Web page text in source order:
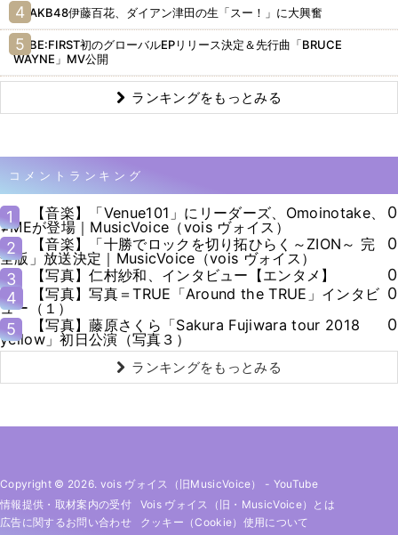
AKB48伊藤百花、ダイアン津田の生「スー！」に大興奮
BE:FIRST初のグローバルEPリリース決定＆先行曲「BRUCE
WAYNE」MV公開
ランキングをもっとみる
コメントランキング
1
【音楽】「Venue101」にリーダーズ、Omoinotake、
≠MEが登場｜MusicVoice（vois ヴォイス）
0
2
【音楽】「十勝でロックを切り拓ひらく～ZION～ 完
全版」放送決定｜MusicVoice（vois ヴォイス）
0
3
【写真】仁村紗和、インタビュー【エンタメ】
0
4
【写真】写真＝TRUE「Around the TRUE」インタビ
ュー（１）
0
5
【写真】藤原さくら「Sakura Fujiwara tour 2018
yellow」初日公演（写真３）
0
ランキングをもっとみる
Copyright © 2026. vois ヴォイス（旧MusicVoice） - YouTube
情報提供・取材案内の受付
Vois ヴォイス（旧・MusicVoice）とは
広告に関するお問い合わせ
クッキー（cookie）使用について